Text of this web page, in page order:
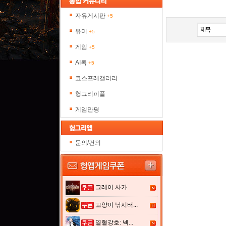
자유게시판 +5
유머 +5
게임 +5
AI톡 +5
코스프레갤러리
헝그리피플
게임만평
문의/건의
그레이 사가
고양이 낚시터...
열혈강호: 넥...